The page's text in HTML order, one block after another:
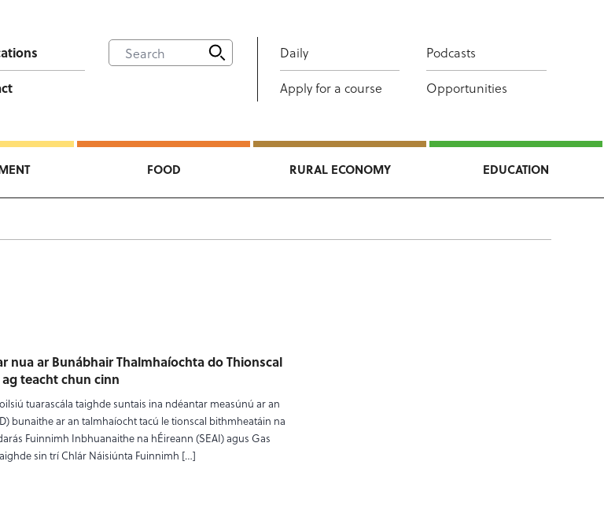
Daily
Podcasts
Apply for a course
Opportunities
FOOD RURAL ECONOMY EDUCATION
nua ar Bunábhair Thalmhaíochta do Thionscal
teacht chun cinn
tuarascála taighde suntais ina ndéantar measúnú ar an
bunaithe ar an talmhaíocht tacú le tionscal bithmheatáin na
Fuinnimh Inbhuanaithe na hÉireann (SEAI) agus Gas
sin trí Chlár Náisiúnta Fuinnimh […]